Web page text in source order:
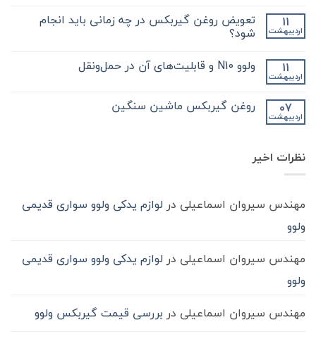
کلیدی
در
مورد
بکس
کامیون
باید
برای
فروش
انواع
و
آشنایی
واسکازین
ثبت
نشده 11
اردیبهشت
تعویض روغن گیربکس در چه زمانی باید انجام
شود؟
برای
تعویض
در
چه
ثبت
نشده 11
اردیبهشت
ولوو N10 و قابلیت‌های آن در حمل‌ونقل
ولوو
N10
حمل‌ونقل
ثبت
نشده 07
اردیبهشت
روغن گیربکس ماشین سنگین
گیربکس
ماشیننظرات اخیر
مهندس سیروان اسماعیلی در لوازم یدکی ولوو سواری قدیمی
ولوو
مهندس سیروان اسماعیلی در لوازم یدکی ولوو سواری قدیمی
ولوو
مهندس سیروان اسماعیلی در بررسی قیمت گیربکس ولوو